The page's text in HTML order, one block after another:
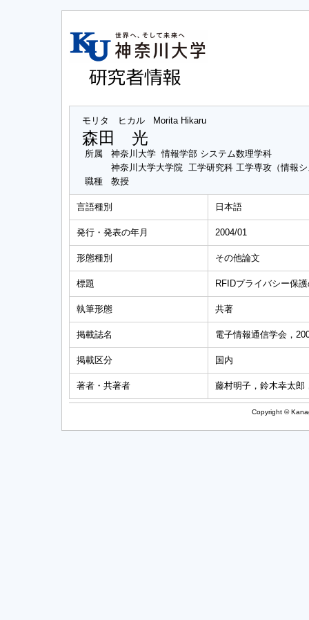
モリタ ヒカル Morita Hikaru
森田 光
所属
神奈川大学 情報学部 システム数理学科
神奈川大学大学院 工学研究科 工学専攻（情報
職種
教授
言語種別 日本語
発行・発表の年月 2004/01
形態種別 その他論文
標題 RFIDプライバシー保
執筆形態 共著
掲載誌名 電子情報通信学会，
掲載区分 国内
著者・共著者 藤村明子，鈴木幸太郎
Copyright ©